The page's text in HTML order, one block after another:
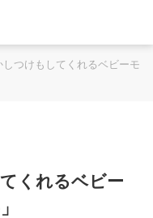
つけもしてくれるベビーモ
くれるベビー